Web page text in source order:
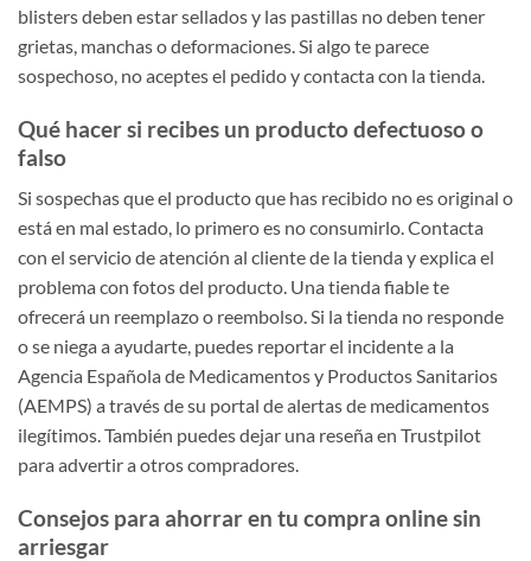
blisters deben estar sellados y las pastillas no deben tener
grietas, manchas o deformaciones. Si algo te parece
sospechoso, no aceptes el pedido y contacta con la tienda.
Qué hacer si recibes un producto defectuoso o
falso
Si sospechas que el producto que has recibido no es original o
está en mal estado, lo primero es no consumirlo. Contacta
con el servicio de atención al cliente de la tienda y explica el
problema con fotos del producto. Una tienda fiable te
ofrecerá un reemplazo o reembolso. Si la tienda no responde
o se niega a ayudarte, puedes reportar el incidente a la
Agencia Española de Medicamentos y Productos Sanitarios
(AEMPS) a través de su portal de alertas de medicamentos
ilegítimos. También puedes dejar una reseña en Trustpilot
para advertir a otros compradores.
Consejos para ahorrar en tu compra online sin
arriesgar